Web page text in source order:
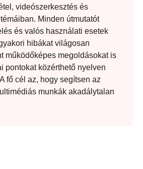
videószerkesztés és
Minden útmutatót
és valós használati esetek
hibákat világosan
működőképes megoldásokat is
pontokat közérthető nyelven
fő cél az, hogy segítsen az
munkák akadálytalan